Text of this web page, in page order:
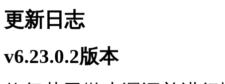
更新日志
v6.23.0.2版本